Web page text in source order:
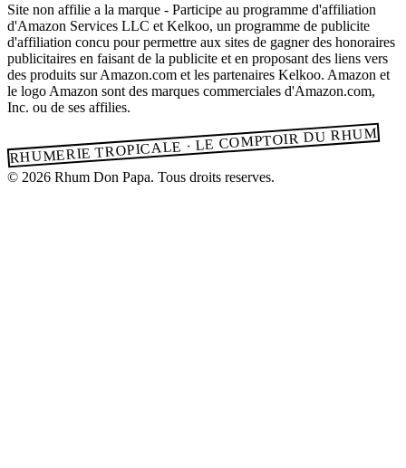
Site non affilie a la marque - Participe au programme d'affiliation
d'Amazon Services LLC et Kelkoo, un programme de publicite
d'affiliation concu pour permettre aux sites de gagner des honoraires
publicitaires en faisant de la publicite et en proposant des liens vers
des produits sur Amazon.com et les partenaires Kelkoo. Amazon et
le logo Amazon sont des marques commerciales d'Amazon.com,
Inc. ou de ses affilies.
RHUMERIE TROPICALE · LE COMPTOIR DU RHUM
© 2026 Rhum Don Papa. Tous droits reserves.